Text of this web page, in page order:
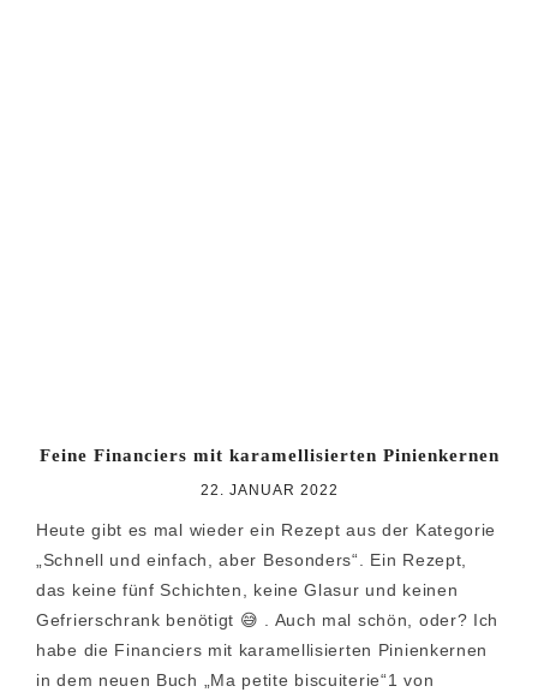
Feine Financiers mit karamellisierten Pinienkernen
22. JANUAR 2022
Heute gibt es mal wieder ein Rezept aus der Kategorie
„Schnell und einfach, aber Besonders“. Ein Rezept,
das keine fünf Schichten, keine Glasur und keinen
Gefrierschrank benötigt 😅 . Auch mal schön, oder? Ich
habe die Financiers mit karamellisierten Pinienkernen
in dem neuen Buch „Ma petite biscuiterie“1 von